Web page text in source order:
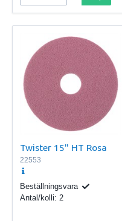
Twister 15" HT Rosa
22553
Beställningsvara
Antal/kolli: 2